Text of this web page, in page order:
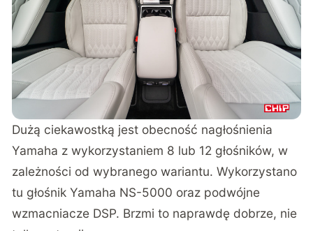
Dużą ciekawostką jest obecność nagłośnienia
Yamaha z wykorzystaniem 8 lub 12 głośników, w
zależności od wybranego wariantu. Wykorzystano
tu głośnik Yamaha NS-5000 oraz podwójne
wzmacniacze DSP. Brzmi to naprawdę dobrze, nie